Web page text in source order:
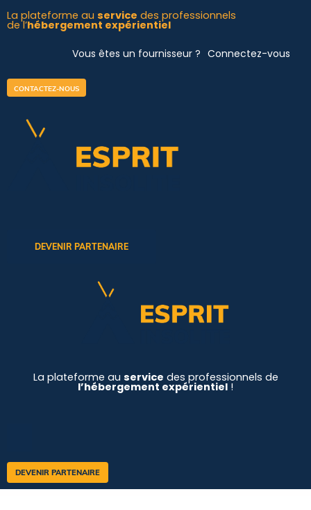
Aller
au
La plateforme au service des professionnels
de l’hébergement expérientiel
Vous êtes un fournisseur ? Connectez-vous
CONTACTEZ-NOUS
DEVENIR PARTENAIRE
La plateforme au service des professionnels de
l’hébergement expérientiel !
DEVENIR PARTENAIRE